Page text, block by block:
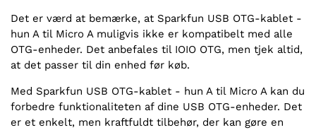
Det er værd at bemærke, at Sparkfun USB OTG-kablet -
hun A til Micro A muligvis ikke er kompatibelt med alle
OTG-enheder. Det anbefales til IOIO OTG, men tjek altid,
at det passer til din enhed før køb.
Med Sparkfun USB OTG-kablet - hun A til Micro A kan du
forbedre funktionaliteten af dine USB OTG-enheder. Det
er et enkelt, men kraftfuldt tilbehør, der kan gøre en